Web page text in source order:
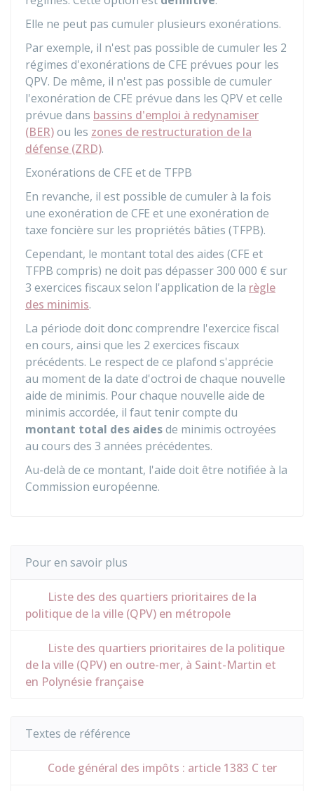
Elle ne peut pas cumuler plusieurs exonérations.
Par exemple, il n'est pas possible de cumuler les 2
régimes d'exonérations de CFE prévues pour les
QPV. De même, il n'est pas possible de cumuler
l'exonération de CFE prévue dans les QPV et celle
prévue dans bassins d'emploi à redynamiser
(BER)ou les zones de restructuration de la
défense (ZRD).
Exonérations de CFE et de TFPB
En revanche, il est possible de cumuler à la fois
une exonération de CFE et une exonération de
taxe foncière sur les propriétés bâties (TFPB).
Cependant, le montant total des aides (CFE et
TFPB compris) ne doit pas dépasser300 000 € sur
3 exercices fiscaux selon l'application de la règle
des minimis.
La période doit donc comprendre l'exercice fiscal
en cours, ainsi que les 2 exercices fiscaux
précédents. Le respect de ce plafond s'apprécie
au moment de la date d'octroi de chaque nouvelle
aide de minimis. Pour chaque nouvelle aide de
minimis accordée, il faut tenir compte du
montant total des aidesde minimis octroyées
au cours des 3 années précédentes.
Au-delà de ce montant, l'aide doit être notifiée à la
Commission européenne.
Pour en savoir plus
Liste des des quartiers prioritaires de la
politique de la ville (QPV) en métropole
Liste des quartiers prioritaires de la politique
de la ville (QPV) en outre-mer, à Saint-Martin et
en Polynésie française
Textes de référence
Code général des impôts : article 1383 C ter